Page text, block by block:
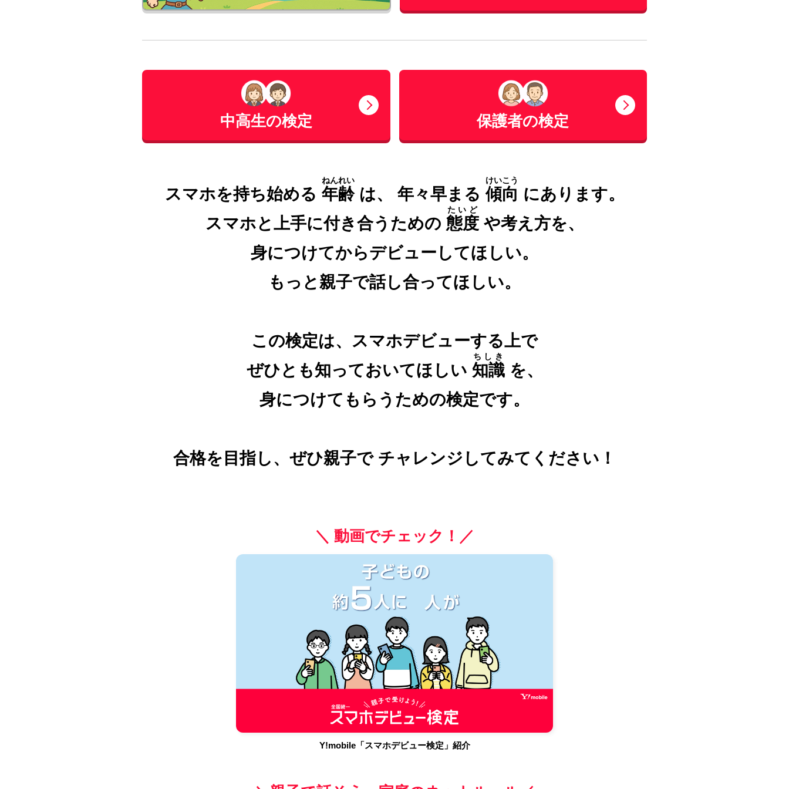
中高生の検定 保護者の検定
スマホを持ち始める 年齢
ねんれい
は、 年々早まる傾向
けいこう
にあります。
スマホと上手に付き合うための 態度
たいど
や考え方を、
身につけてからデビューしてほしい。
もっと親子で話し合ってほしい。
この検定は、スマホデビューする上で
ぜひとも知っておいてほしい 知識
ちしき
を、
身につけてもらうための検定です。
合格を目指し、ぜひ親子で チャレンジしてみてください！
＼ 動画でチェック！／
Y!mobile「スマホデビュー検定」紹介